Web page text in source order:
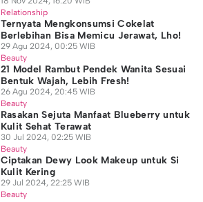
Relationship
Ternyata Mengkonsumsi Cokelat
Berlebihan Bisa Memicu Jerawat, Lho!
29 Agu 2024, 00:25 WIB
Beauty
21 Model Rambut Pendek Wanita Sesuai
Bentuk Wajah, Lebih Fresh!
26 Agu 2024, 20:45 WIB
Beauty
Rasakan Sejuta Manfaat Blueberry untuk
Kulit Sehat Terawat
30 Jul 2024, 02:25 WIB
Beauty
Ciptakan Dewy Look Makeup untuk Si
Kulit Kering
29 Jul 2024, 22:25 WIB
Beauty